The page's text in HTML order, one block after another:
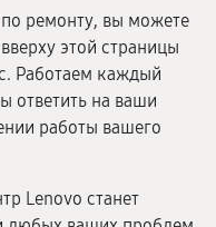
по ремонту, вы можете
этой страницы
Работаем каждый
ответить на ваши
работы вашего
Lenovo станет